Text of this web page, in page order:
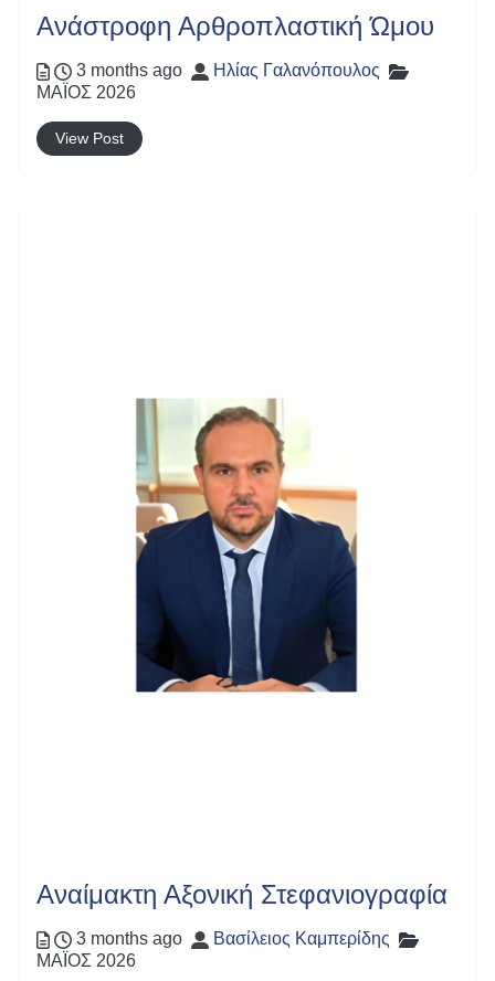
Ανάστροφη Αρθροπλαστική Ώμου
Posted
3 months ago Author
Ηλίας Γαλανόπουλος
Categories
ΜΑΪΟΣ 2026
View Post
Αναίμακτη Αξονική Στεφανιογραφία
Posted
3 months ago Author
Βασίλειος Καμπερίδης
ΜΑΪΟΣ 2026